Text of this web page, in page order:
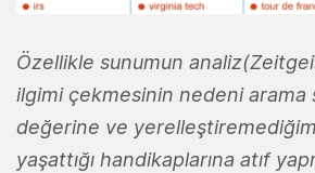
Özellikle sunumun
ilgimi çekmesinin nedeni arama
değerine ve
yaşattığı handikaplarına atıf